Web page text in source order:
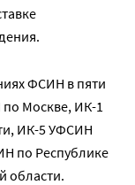
ФСИН в пяти
Москве, ИК-1
ИК-5 УФСИН
по Республике
области.